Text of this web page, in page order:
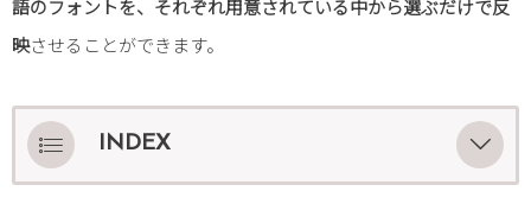
語のフォントを、それぞれ用意されている中から選ぶだけで反
映させることができます。
INDEX